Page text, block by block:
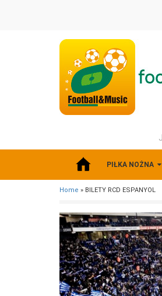
PIŁKA NOŻNA
Home » BILETY RCD ESPANYOL